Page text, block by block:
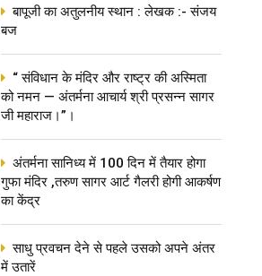
बापूजी का अतुलनीय स्थान : लेखक :- संजय
बज
“ संविधान के मंदिर और राष्ट्र की अस्मिता
को नमन — अंतर्मना आचार्य श्री प्रसन्न सागर
जी महाराज।”।
अंतर्मना सानिध्य में 100 दिन में तैयार होगा
गुफा मंदिर ,तरुण सागर आर्ट गैलरी होगी आकर्षण
का केंद्र
साधु प्रवचन देने से पहले उसको अपने अंतर
में उतारें